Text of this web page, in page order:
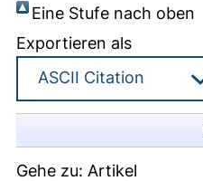
Eine Stufe nach oben
Exportieren als
Gehe zu: Artikel